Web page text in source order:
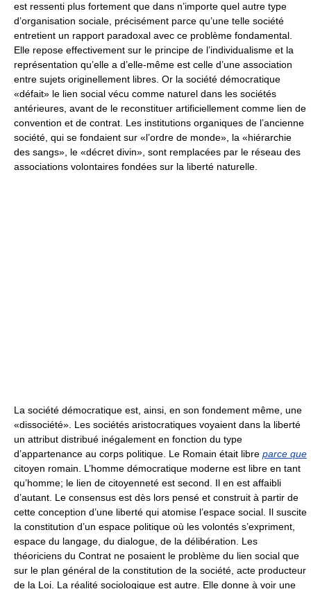
est ressenti plus fortement que dans n’importe quel autre type
d’organisation sociale, précisément parce qu’une telle société
entretient un rapport paradoxal avec ce problème fondamental.
Elle repose effectivement sur le principe de l’individualisme et la
représentation qu’elle a d’elle-même est celle d’une association
entre sujets originellement libres. Or la société démocratique
«défait» le lien social vécu comme naturel dans les sociétés
antérieures, avant de le reconstituer artificiellement comme lien de
convention et de contrat. Les institutions organiques de l’ancienne
société, qui se fondaient sur «l’ordre de monde», la «hiérarchie
des sangs», le «décret divin», sont remplacées par le réseau des
associations volontaires fondées sur la liberté naturelle.
La société démocratique est, ainsi, en son fondement même, une
«dissociété». Les sociétés aristocratiques voyaient dans la liberté
un attribut distribué inégalement en fonction du type
d’appartenance au corps politique. Le Romain était libre parce que
citoyen romain. L’homme démocratique moderne est libre en tant
qu’homme; le lien de citoyenneté est second. Il en est affaibli
d’autant. Le consensus est dès lors pensé et construit à partir de
cette conception d’une liberté qui atomise l’espace social. Il suscite
la constitution d’un espace politique où les volontés s’expriment,
espace du langage, du dialogue, de la délibération. Les
théoriciens du Contrat ne posaient le problème du lien social que
sur le plan général de la constitution de la société, acte producteur
de la Loi. La réalité sociologique est autre. Elle donne à voir une